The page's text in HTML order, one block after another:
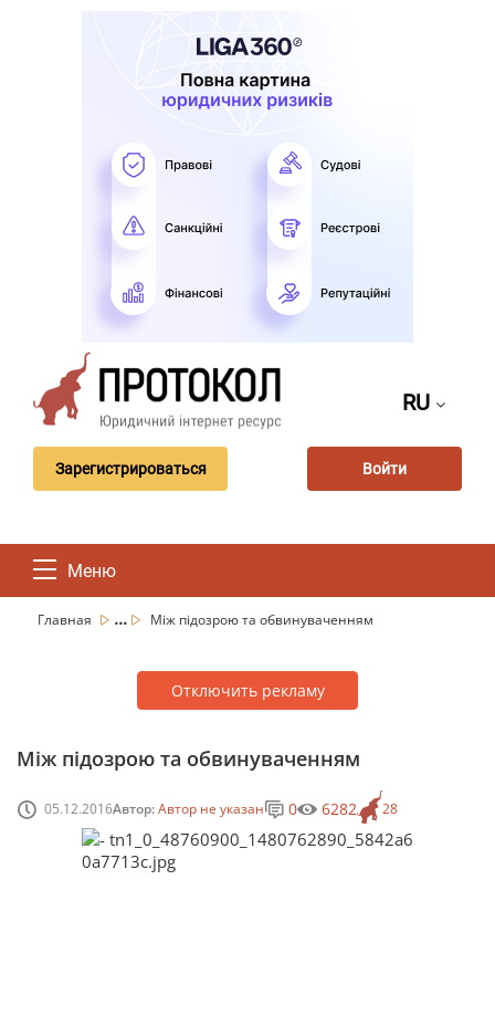
RU
Зарегистрироваться Войти
Меню
Главная ... Між підозрою та обвинуваченням
Отключить рекламу
Між підозрою та обвинуваченням
05.12.2016Автор:Автор не указан 28
0 6282